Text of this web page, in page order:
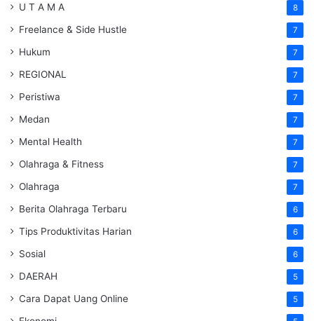
U T A M A 8
Freelance & Side Hustle 7
Hukum 7
REGIONAL 7
Peristiwa 7
Medan 7
Mental Health 7
Olahraga & Fitness 7
Olahraga 7
Berita Olahraga Terbaru 6
Tips Produktivitas Harian 6
Sosial 6
DAERAH 5
Cara Dapat Uang Online 5